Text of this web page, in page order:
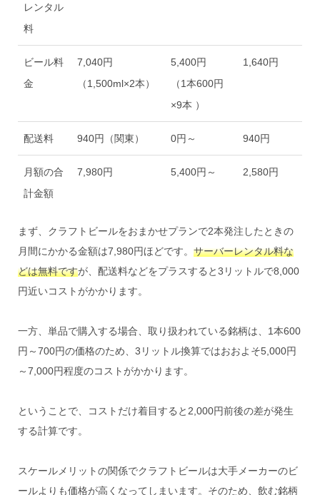
レンタル
料
ビール料
金
7,040円
（1,500ml×2本）
5,400円
（1本600円
×9本 ）
1,640円
配送料 940円（関東） 0円～ 940円
月額の合
計金額
7,980円 5,400円～ 2,580円
まず、クラフトビールをおまかせプランで2本発注したときの
月間にかかる金額は7,980円ほどです。 サーバーレンタル料な
どは無料ですが、配送料などをプラスすると3リットルで8,000
円近いコストがかかります。
一方、単品で購入する場合、取り扱われている銘柄は、1本600
円～700円の価格のため、3リットル換算ではおおよそ5,000円
～7,000円程度のコストがかかります。
ということで、コストだけ着目すると2,000円前後の差が発生
する計算です。
スケールメリットの関係でクラフトビールは大手メーカーのビ
ールよりも価格が高くなってしまいます。そのため、飲む銘柄